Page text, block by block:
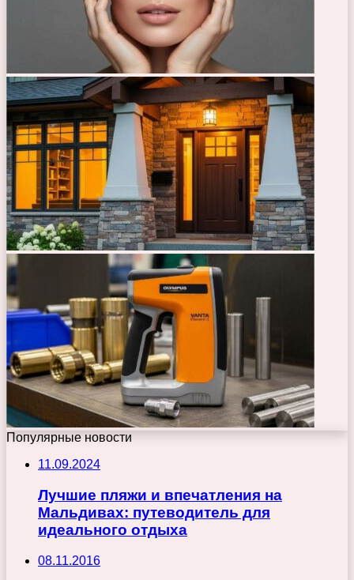
Популярные новости
11.09.2024
Лучшие пляжи и впечатления на
Мальдивах: путеводитель для
идеального отдыха
08.11.2016